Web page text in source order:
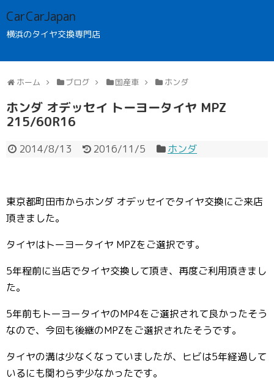
CarCarJapan
横浜のタイヤ交換専門店
ホーム ブログ 国産車 ホンダ
ホンダ オデッセイ トーヨータイヤ MPZ
215/60R16
2014/8/13 2016/11/5 ホンダ
東京都町田市からホンダ オデッセイでタイヤ交換にご来店
頂きました。
タイヤはトーヨータイヤ MPZをご選択です。
5年程前に当店でタイヤ交換して頂き、再度ご利用頂きまし
た。
5年前もトーヨータイヤのMP4をご選択されて良かったそう
なので、今回も後継のMPZをご選択されたそうです。
タイヤの溝は少なくなっていましたが、ヒビは5年経過して
いるにも関わらず少なかったです。